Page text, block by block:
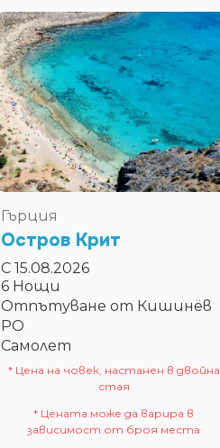
Гърция
Остров Крит
С 15.08.2026
6 Нощи
Отпътуване от Кишинёв
PO
Самолет
* Цена на човек, настанен в двойна
стая
* Цената може да варира в
зависимост от броя места